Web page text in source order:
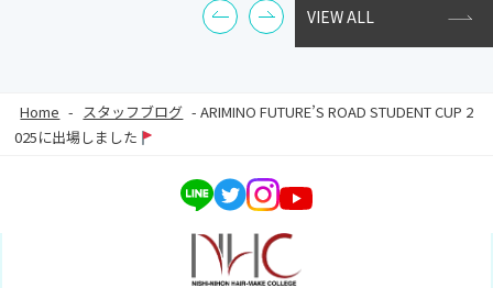
VIEW ALL
Home - スタッフブログ -ARIMINO FUTURE’S ROAD STUDENT CUP 2
025に出場しました